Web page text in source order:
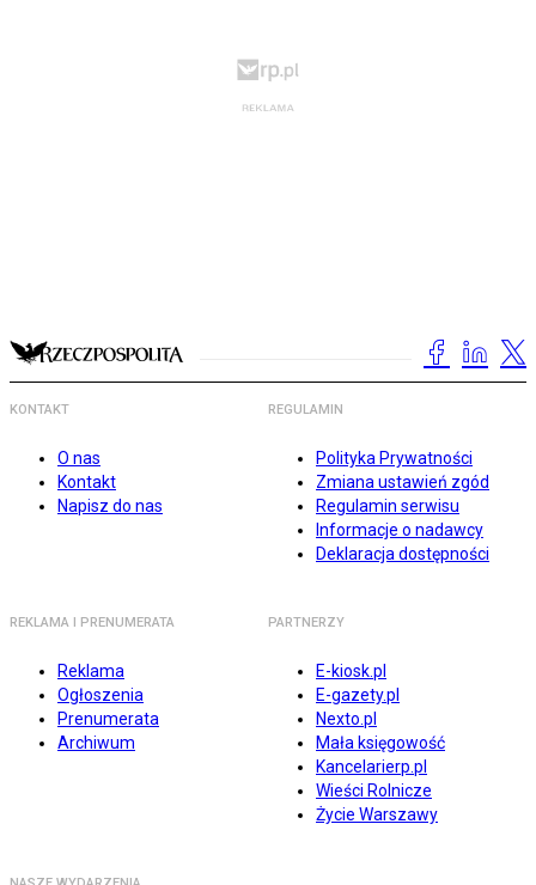
KONTAKT
O nas
Kontakt
Napisz do nas
REGULAMIN
Polityka Prywatności
Zmiana ustawień zgód
Regulamin serwisu
Informacje o nadawcy
Deklaracja dostępności
REKLAMA I PRENUMERATA
Reklama
Ogłoszenia
Prenumerata
Archiwum
PARTNERZY
E-kiosk.pl
E-gazety.pl
Nexto.pl
Mała księgowość
Kancelarierp.pl
Wieści Rolnicze
Życie Warszawy